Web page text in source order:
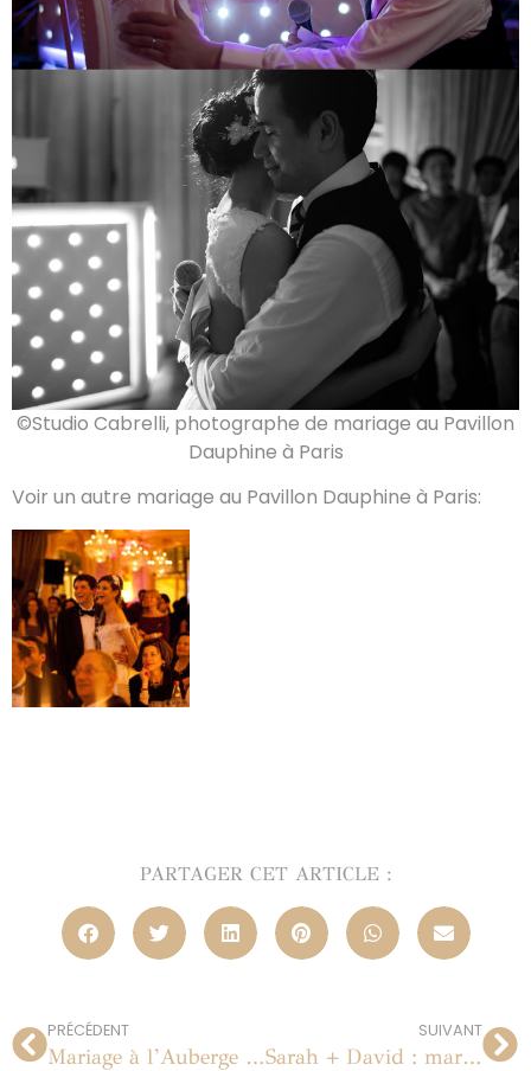
©Studio Cabrelli, photographe de mariage au Pavillon
Dauphine à Paris
Voir un autre mariage au Pavillon Dauphine à Paris:
PARTAGER CET ARTICLE :
PRÉCÉDENT
Mariage à l’Auberge des Adrets dans le Var le 8 juin 2012
SUIVANT
Sarah + David : mariage au Château de Méry le 9 juin 2012